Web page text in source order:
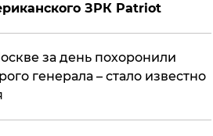
ЗРК Patriot
за день похоронили
генерала – стало известно